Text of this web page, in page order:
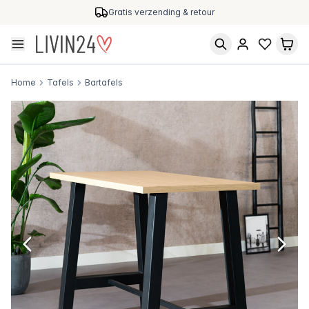
Gratis verzending & retour
Home Tafels Bartafels